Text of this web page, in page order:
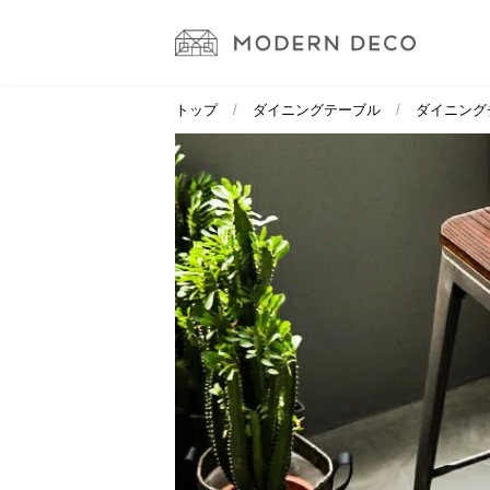
トップ ダイニングテーブル ダイニン